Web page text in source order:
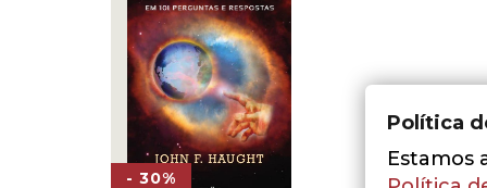
- 30%
Política
Estamos